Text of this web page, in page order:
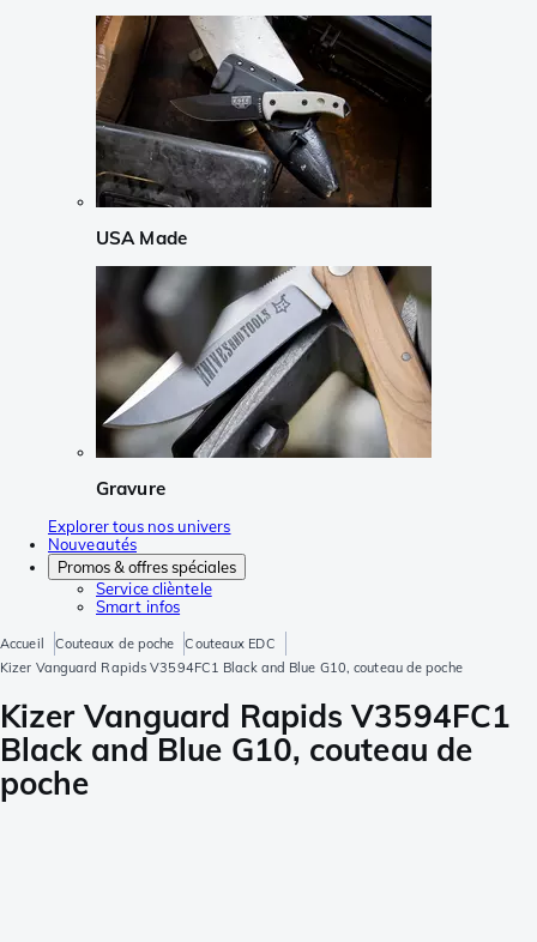
USA Made
Gravure
Explorer tous nos univers
Nouveautés
Promos & offres spéciales
Service clièntele
Smart infos
Accueil Couteaux de poche
Couteaux EDC
Kizer Vanguard Rapids V3594FC1 Black and Blue G10, couteau de poche
Kizer Vanguard Rapids V3594FC1
Black and Blue G10, couteau de
poche